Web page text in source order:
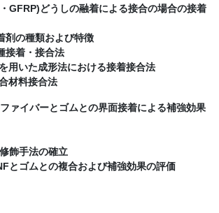
どうしの融着による接合の場合の接着
の種類および特徴
着・接合法
いた成形法における接着接合法
材料接合法
ァイバーとゴムとの界面接着による補強効果
飾手法の確立
ゴムとの複合および補強効果の評価